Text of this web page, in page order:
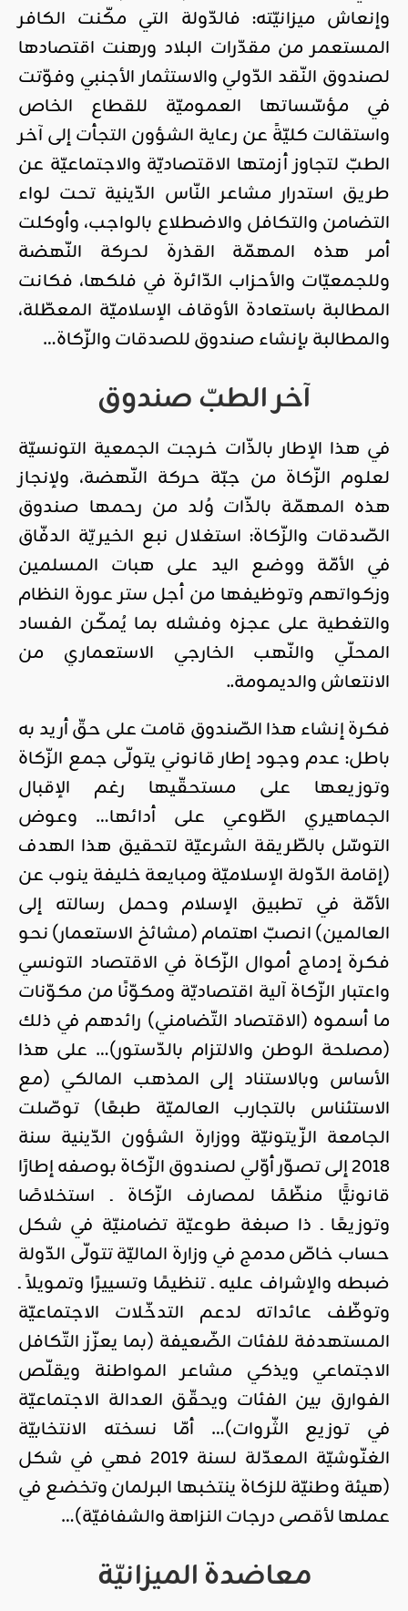
وإنعاش ميزانيّته: فالدّولة التي مكّنت الكافر
المستعمر من مقدّرات البلاد ورهنت اقتصادها
لصندوق النّقد الدّولي والاستثمار الأجنبي وفوّتت
في مؤسّساتها العموميّة للقطاع الخاص
واستقالت كليّةً عن رعاية الشؤون التجأت إلى آخر
الطبّ لتجاوز أزمتها الاقتصاديّة والاجتماعيّة عن
طريق استدرار مشاعر النّاس الدّينية تحت لواء
التضامن والتكافل والاضطلاع بالواجب، وأوكلت
أمر هذه المهمّة القذرة لحركة النّهضة
وللجمعيّات والأحزاب الدّائرة في فلكها، فكانت
المطالبة باستعادة الأوقاف الإسلاميّة المعطّلة،
والمطالبة بإنشاء صندوق للصدقات والزّكاة…
آخر الطبّ صندوق
في هذا الإطار بالذّات خرجت الجمعية التونسيّة
لعلوم الزّكاة من جبّة حركة النّهضة، ولإنجاز
هذه المهمّة بالذّات وُلد من رحمها صندوق
الصّدقات والزّكاة: استغلال نبع الخيريّة الدفّاق
في الأمّة ووضع اليد على هبات المسلمين
وزكواتهم وتوظيفها من أجل ستر عورة النظام
والتغطية على عجزه وفشله بما يُمكّن الفساد
المحلّي والنّهب الخارجي الاستعماري من
الانتعاش والديمومة..
فكرة إنشاء هذا الصّندوق قامت على حقّ أريد به
باطل: عدم وجود إطار قانوني يتولّى جمع الزّكاة
وتوزيعها على مستحقّيها رغم الإقبال
الجماهيري الطّوعي على أدائها… وعوض
التوسّل بالطّريقة الشرعيّة لتحقيق هذا الهدف
(إقامة الدّولة الإسلاميّة ومبايعة خليفة ينوب عن
الأمّة في تطبيق الإسلام وحمل رسالته إلى
العالمين) انصبّ اهتمام (مشائخ الاستعمار) نحو
فكرة إدماج أموال الزّكاة في الاقتصاد التونسي
واعتبار الزّكاة آلية اقتصاديّة ومكوّنًا من مكوّنات
ما أسموه (الاقتصاد التّضامني) رائدهم في ذلك
(مصلحة الوطن والالتزام بالدّستور)… على هذا
الأساس وبالاستناد إلى المذهب المالكي (مع
الاستئناس بالتجارب العالميّة طبعًا) توصّلت
الجامعة الزّيتونيّة ووزارة الشؤون الدّينية سنة
2018 إلى تصوّر أوّلي لصندوق الزّكاة بوصفه إطارًا
قانونيًّا منظّمًا لمصارف الزّكاة ـ استخلاصًا
وتوزيعًا ـ ذا صبغة طوعيّة تضامنيّة في شكل
حساب خاصّ مدمج في وزارة الماليّة تتولّى الدّولة
ضبطه والإشراف عليه ـ تنظيمًا وتسييرًا وتمويلاً ـ
وتوظّف عائداته لدعم التدخّلات الاجتماعيّة
المستهدفة للفئات الضّعيفة (بما يعزّز التّكافل
الاجتماعي ويذكي مشاعر المواطنة ويقلّص
الفوارق بين الفئات ويحقّق العدالة الاجتماعيّة
في توزيع الثّروات)… أمّا نسخته الانتخابيّة
الغنّوشيّة المعدّلة لسنة 2019 فهي في شكل
(هيئة وطنيّة للزكاة ينتخبها البرلمان وتخضع في
عملها لأقصى درجات النزاهة والشفافيّة)…
معاضدة الميزانيّة